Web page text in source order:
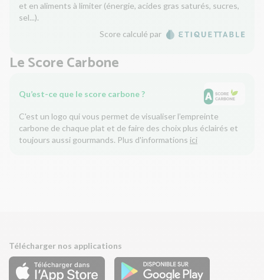
et en aliments à limiter (énergie, acides gras saturés, sucres,
sel...).
Score calculé par
Le Score Carbone
Qu’est-ce que le score carbone ?
C'est un logo qui vous permet de visualiser l’empreinte
carbone de chaque plat et de faire des choix plus éclairés et
toujours aussi gourmands. Plus d'informations ici
Télécharger nos applications